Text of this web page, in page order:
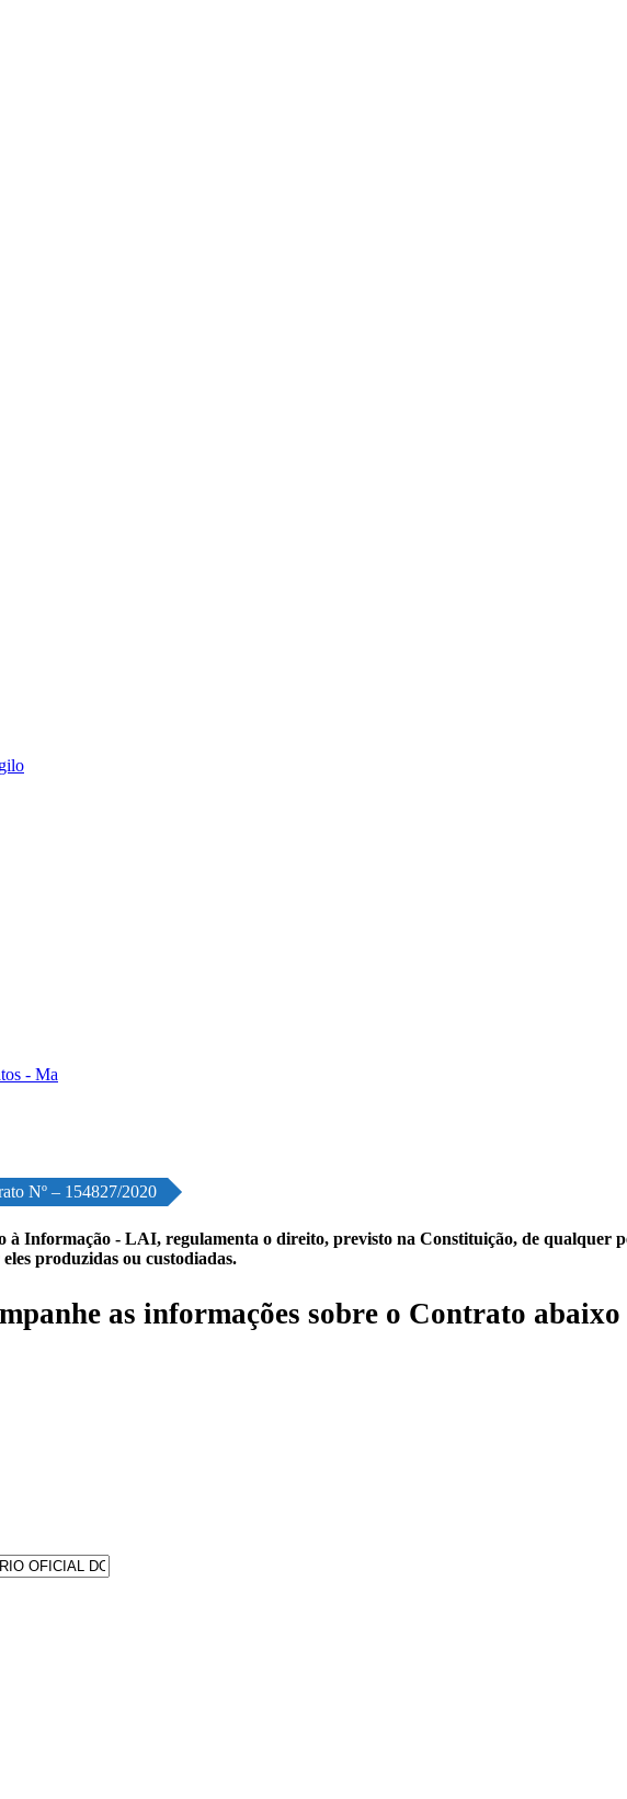
Nº – 154827/2020
à Informação - LAI, regulamenta o direito, previsto na Constituição, de qualquer
produzidas ou custodiadas.
as informações sobre o Contrato abaixo